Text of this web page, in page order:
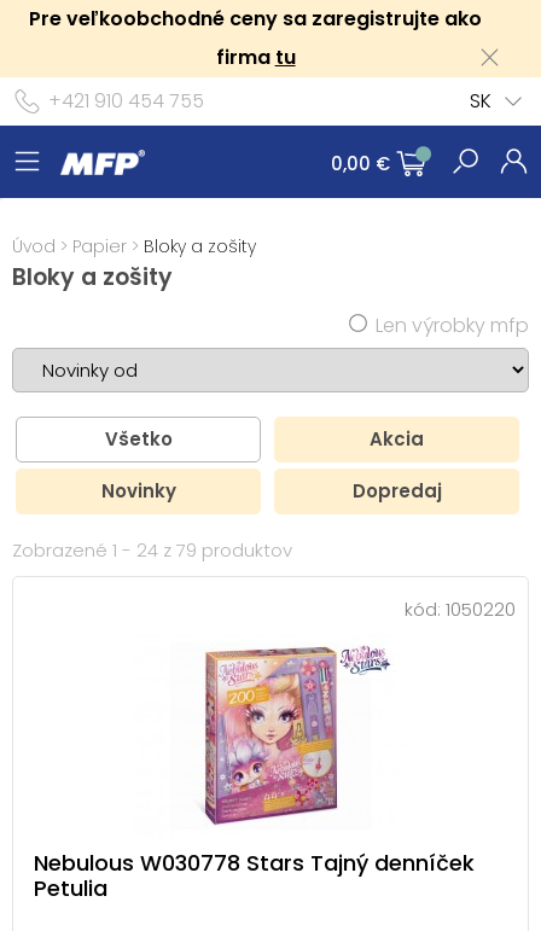
Pre veľkoobchodné ceny sa zaregistrujte ako
firma tu
+421 910 454 755
SK
0,00 €
Úvod > Papier > Bloky a zošity
Bloky a zošity
Len výrobky mfp
Všetko Akcia
Novinky Dopredaj
Zobrazené 1 - 24 z 79 produktov
kód: 1050220
Nebulous W030778 Stars Tajný denníček
Petulia